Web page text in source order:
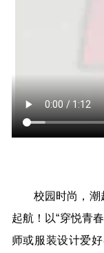
校园时尚，潮
起航！以“穿悦青
师或服装设计爱